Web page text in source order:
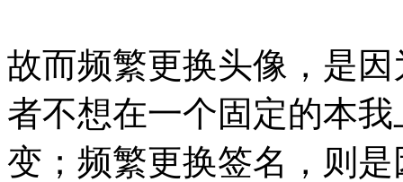
故而频繁更换头像，是
者不想在一个固定的本
变；频繁更换签名，则